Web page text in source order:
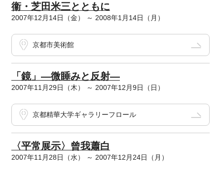
衞・芝田米三とともに
2007年12月14日（金） ～ 2008年1月14日（月）
京都市美術館
「鏡」―微睡みと反射―
2007年11月29日（木） ～ 2007年12月9日（日）
京都精華大学ギャラリーフロール
〈平常展示〉曾我蕭白
2007年11月28日（水） ～ 2007年12月24日（月）